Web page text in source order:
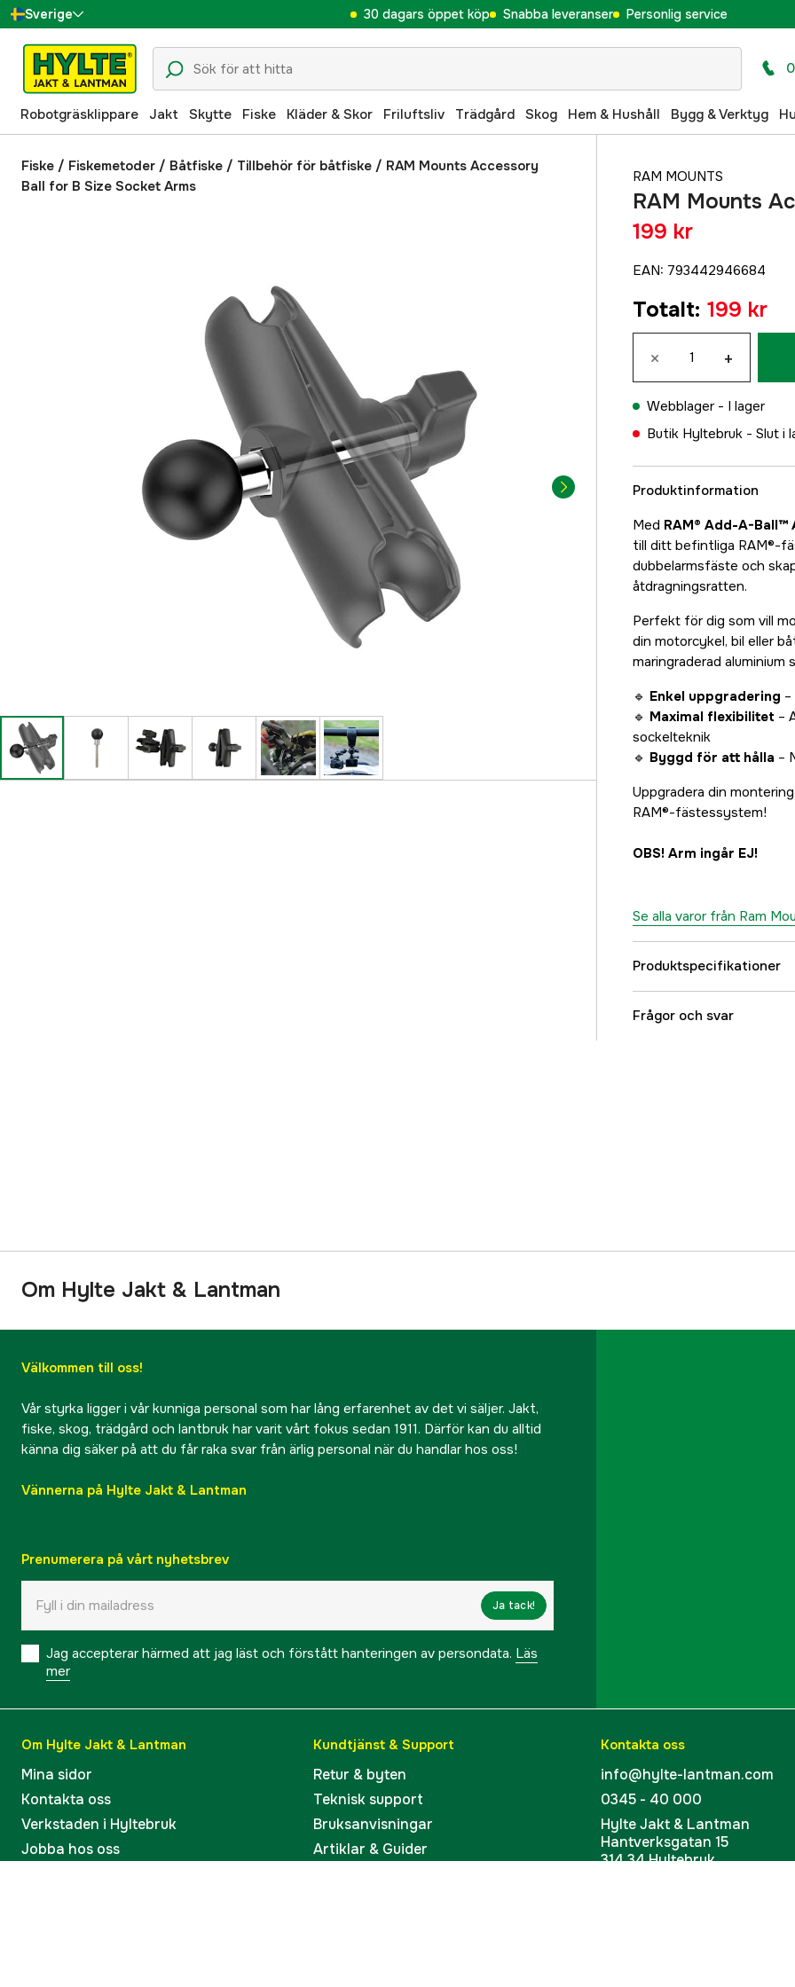
Sverige
Danmark
Suomi
Norge
Deutschland
30 dagars öppet köp Snabba leveranser Personlig service
Robotgräsklippare Jakt Skytte Fiske Kläder & Skor Friluftsliv Trädgård Skog Hem & Hushåll Bygg & Verktyg
Fiske / Fiskemetoder / Båtfiske / Tillbehör för båtfiske / RAM Mounts Accessory
Ball for B Size Socket Arms
RAM MOUNTS
RAM Mounts
199 kr
EAN: 793442946684
Totalt: 199 kr
× +
Webblager - I lager
Butik Hyltebruk - Slut i
Produktinformation
Med RAM® Add-A-Ball™
till ditt befintliga RAM®-
dubbelarmsfäste och
åtdragningsratten.
Perfekt för dig som vill
din motorcykel, bil eller
maringraderad
🔹 Enkel uppgradering
🔹 Maximal flexibilitet –
sockelteknik
🔹 Byggd för att hålla –
Uppgradera din
RAM®-fästessystem!
OBS! Arm ingår EJ!
Se alla varor från Ram
Produktspecifikationer
Referensnummer
Frågor och svar
Om Hylte Jakt & Lantman
Välkommen till oss!
Vår styrka ligger i vår kunniga personal som har lång erfarenhet av det vi säljer. Jakt,
fiske, skog, trädgård och lantbruk har varit vårt fokus sedan 1911. Därför kan du alltid
känna dig säker på att du får raka svar från ärlig personal när du handlar hos oss!
Vännerna på Hylte Jakt & Lantman
Prenumerera på vårt nyhetsbrev
Ja tack!
Jag accepterar härmed att jag läst och förstått hanteringen av persondata. Läs
mer
Om Hylte Jakt & Lantman
Mina sidor
Kontakta oss
Verkstaden i Hyltebruk
Jobba hos oss
Kundtjänst & Support
Retur & byten
Teknisk support
Bruksanvisningar
Artiklar & Guider
Kontakta oss
info@hylte-lantman.com
0345 - 40 000
Hylte Jakt & Lantman
Hantverksgatan 15
314 34 Hyltebruk